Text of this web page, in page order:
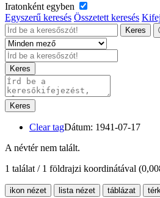
Iratonként egyben
Egyszerű keresés Összetett keresés
Keres
Keres
Keres
Clear tagDátum: 1941-07-17
A névtér nem talált.
1 találat / 1 földrajzi koordinátával
ikon nézet lista nézet táblázat